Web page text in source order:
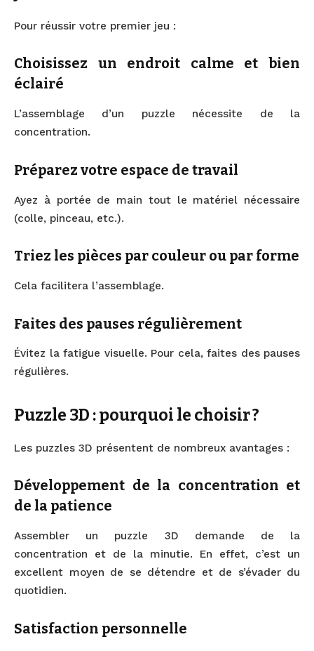
Pour réussir votre premier jeu :
Choisissez un endroit calme et bien
éclairé
L’assemblage d’un puzzle nécessite de la
concentration.
Préparez votre espace de travail
Ayez à portée de main tout le matériel nécessaire
(colle, pinceau, etc.).
Triez les pièces par couleur ou par forme
Cela facilitera l’assemblage.
Faites des pauses régulièrement
Évitez la fatigue visuelle. Pour cela, faites des pauses
régulières.
Puzzle 3D : pourquoi le choisir ?
Les puzzles 3D présentent de nombreux avantages :
Développement de la concentration et
de la patience
Assembler un puzzle 3D demande de la
concentration et de la minutie. En effet, c’est un
excellent moyen de se détendre et de s’évader du
quotidien.
Satisfaction personnelle